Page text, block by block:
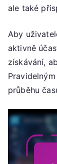
ale také
Aby
aktivně
získávání,
průběhu